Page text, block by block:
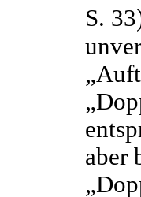
S.
aber